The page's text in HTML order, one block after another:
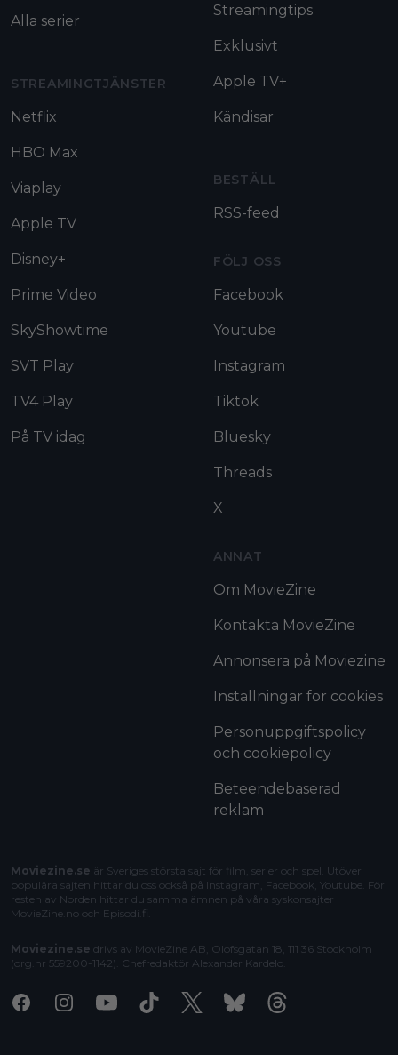
Alla serier
STREAMINGTJÄNSTER
Netflix
HBO Max
Viaplay
Apple TV
Disney+
Prime Video
SkyShowtime
SVT Play
TV4 Play
På TV idag
Streamingtips
Exklusivt
Apple TV+
Kändisar
BESTÄLL
RSS-feed
FÖLJ OSS
Facebook
Youtube
Instagram
Tiktok
Bluesky
Threads
X
ANNAT
Om MovieZine
Kontakta MovieZine
Annonsera på Moviezine
Inställningar för cookies
Personuppgiftspolicy
och cookiepolicy
Beteendebaserad
reklam
Moviezine.se är Sveriges största sajt för film, serier och spel. Utöver
populära sajten hittar du oss också på Instagram, Facebook, Youtube. För
resten av Norden hittar du samma ämnen på våra syskonsajter
MovieZine.no och Episodi.fi
Moviezine.se drivs av MovieZine AB, Olofsgatan 18, 111 36 Stockholm
(org.nr 559200-1142). Chefredaktör Alexander Kardelo
FacebookInstagramYoutubeTiktok X BlueskyThreads